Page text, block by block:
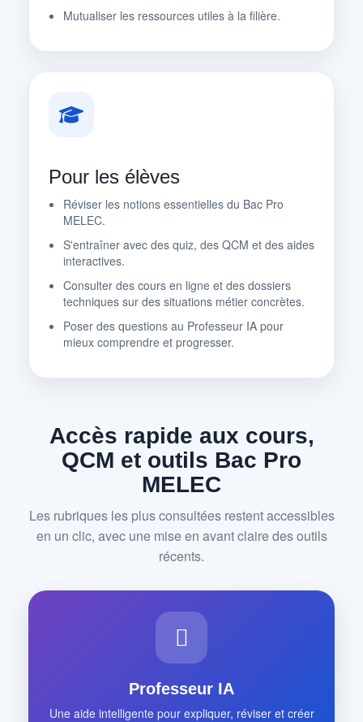
Mutualiser les ressources utiles à la filière.
Pour les élèves
Réviser les notions essentielles du Bac Pro
MELEC.
S'entraîner avec des quiz, des QCM et des aides
interactives.
Consulter des cours en ligne et des dossiers
techniques sur des situations métier concrètes.
Poser des questions au Professeur IA pour
mieux comprendre et progresser.
Accès rapide aux cours,
QCM et outils Bac Pro
MELEC
Les rubriques les plus consultées restent accessibles
en un clic, avec une mise en avant claire des outils
récents.
Professeur IA
Une aide intelligente pour expliquer, réviser et créer